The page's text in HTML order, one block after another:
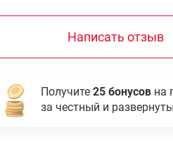
Написать отзыв
Получите 25 бонусов на
за честный и